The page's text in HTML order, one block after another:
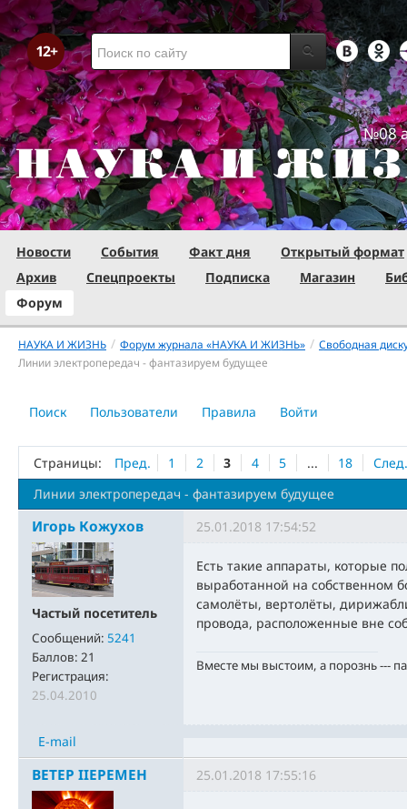
№08
Новости События Факт дня
Открытый формат
Архив
Спецпроекты Подписка Магазин
Форум
НАУКА И ЖИЗНЬ / Форум журнала «НАУКА И ЖИЗНЬ» / Свободная
Линии электропередач - фантазируем будущее
Поиск Пользователи Правила Войти
Страницы: Пред. 1 2 3 4 5 ... 18
След.
Линии электропередач - фантазируем будущее
Игорь Кожухов
Частый посетитель
Сообщений: 5241
Баллов: 21
Регистрация:
25.04.2010
25.01.2018 17:54:52
Есть такие аппараты, которые
выработанной на собственном
самолёты, вертолёты,
провода, расположенные вне
Вместе мы выстоим, а порознь ---
E-mail
BETEP IIEPEMEH 25.01.2018 17:55:16